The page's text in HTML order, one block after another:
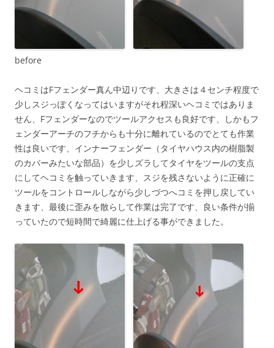
before
ヘコミはFフェンダー真ん中辺りです、大きさは４センチ程度で
少しスジっぽくなってはいますがそれ程深いヘコミではありま
せん、Fフェンダーなのでツールアクセスも良好です、しかもフ
ェンダーアーチのフチからも十分に離れているのでとても作業
性は良いです、インナーフェンダー（タイヤハウス内の樹脂製
のカバーみたいな部品）を少しズラしてタイヤをツールの支点
にしてヘコミを触っていきます、スジを残さないように正確に
ツールをコントロールしながら少しづつへコミを押し戻してい
きます、最後に歪みを散らして作業は完了です、良い条件が揃
っていたので短時間で綺麗に仕上げる事ができました。